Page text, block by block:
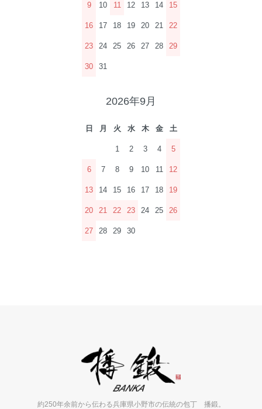
9 10 11 12 13 14 15
16 17 18 19 20 21 22
23 24 25 26 27 28 29
30 31
2026年9月
日 月 火 水 木 金 土
1 2 3 4 5
6 7 8 9 10 11 12
13 14 15 16 17 18 19
20 21 22 23 24 25 26
27 28 29 30
約250年余前から伝わる兵庫県小野市の伝統の包丁 播鍛。